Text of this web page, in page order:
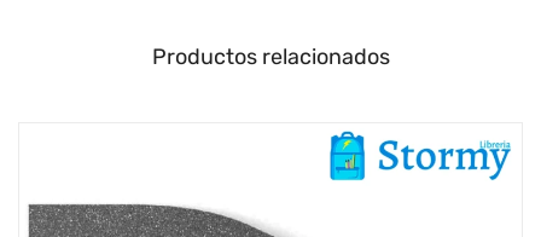
Productos relacionados